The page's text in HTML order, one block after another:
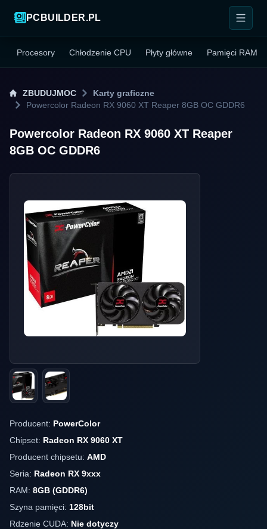
PCBUILDER.PL
Procesory Chłodzenie CPU Płyty główne Pamięci RAM
ZBUDUJMOC
Karty graficzne
Powercolor Radeon RX 9060 XT Reaper 8GB OC GDDR6
Powercolor Radeon RX 9060 XT Reaper
8GB OC GDDR6
Producent: PowerColor
Chipset: Radeon RX 9060 XT
Producent chipsetu: AMD
Seria: Radeon RX 9xxx
RAM: 8GB (GDDR6)
Szyna pamięci: 128bit
Rdzenie CUDA: Nie dotyczy